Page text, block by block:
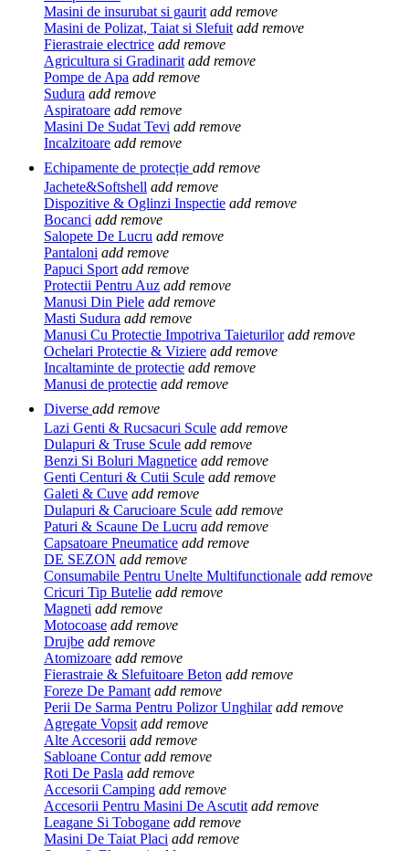
Masini de insurubat si gaurit add remove
Masini de Polizat, Taiat si Slefuit add remove
Fierastraie electrice add remove
Agricultura si Gradinarit add remove
Pompe de Apa add remove
Sudura add remove
Aspiratoare add remove
Masini De Sudat Tevi add remove
Incalzitoare add remove
Echipamente de protecție add remove
Jachete&Softshell add remove
Dispozitive & Oglinzi Inspectie add remove
Bocanci add remove
Salopete De Lucru add remove
Pantaloni add remove
Papuci Sport add remove
Protectii Pentru Auz add remove
Manusi Din Piele add remove
Masti Sudura add remove
Manusi Cu Protectie Impotriva Taieturilor add remove
Ochelari Protectie & Viziere add remove
Incaltaminte de protectie add remove
Manusi de protectie add remove
Diverse add remove
Lazi Genti & Rucsacuri Scule add remove
Dulapuri & Truse Scule add remove
Benzi Si Boluri Magnetice add remove
Genti Centuri & Cutii Scule add remove
Galeti & Cuve add remove
Dulapuri & Carucioare Scule add remove
Paturi & Scaune De Lucru add remove
Capsatoare Pneumatice add remove
DE SEZON add remove
Consumabile Pentru Unelte Multifunctionale add remove
Cricuri Tip Butelie add remove
Magneti add remove
Motocoase add remove
Drujbe add remove
Atomizoare add remove
Fierastraie & Slefuitoare Beton add remove
Foreze De Pamant add remove
Perii De Sarma Pentru Polizor Unghilar add remove
Agregate Vopsit add remove
Alte Accesorii add remove
Sabloane Contur add remove
Roti De Pasla add remove
Accesorii Camping add remove
Accesorii Pentru Masini De Ascutit add remove
Leagane Si Tobogane add remove
Masini De Taiat Placi add remove